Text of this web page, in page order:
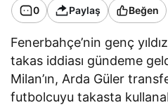
0 Paylaş Beğen
Fenerbahçe’nin genç
takas iddiası gündeme
Milan’ın, Arda Güler
futbolcuyu takasta